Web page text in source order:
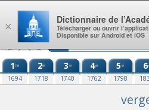
Aller au contenu
1re
1694
2e
1718
3e
1740
4e
1762
5e
1798
6
×
Dictionnaire de
Télécharger ou ouvrir
Disponible sur Android et iOS